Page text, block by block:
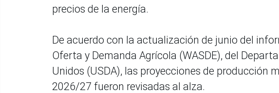
precios de la energía.
De acuerdo con la actualización de junio del
Oferta y Demanda Agrícola (WASDE), del
Unidos (USDA), las proyecciones de producción
2026/27 fueron revisadas al alza.